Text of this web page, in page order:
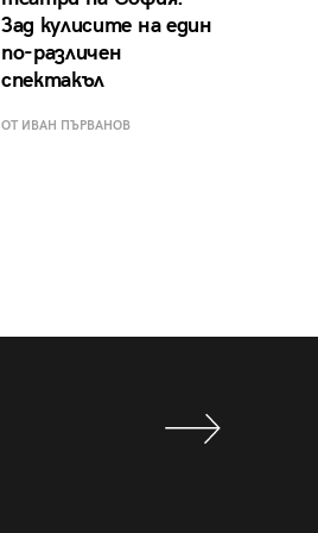
Зад кулисите на един
по-различен
спектакъл
ОТ ИВАН ПЪРВАНОВ